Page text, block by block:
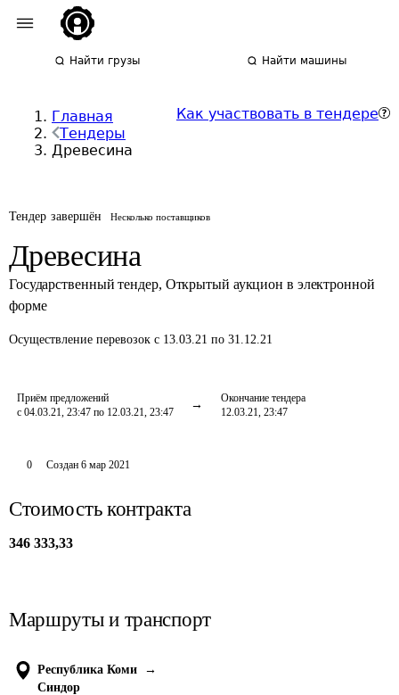
Найти грузы Найти машины
Главная
Тендеры
Древесина
Как участвовать в тендере
Тендер завершён Несколько поставщиков
Древесина
Государственный тендер, Открытый аукцион в электронной
форме
Осуществление перевозок с 13.03.21 по 31.12.21
Приём предложений
с 04.03.21, 23:47 по 12.03.21, 23:47
Окончание тендера
12.03.21, 23:47
0 Создан 6 мар 2021
Стоимость контракта
346 333,33
Маршруты и транспорт
Республика Коми
→
Синдор